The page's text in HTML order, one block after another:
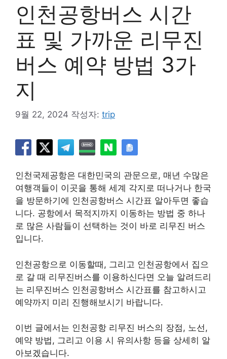
인천공항버스 시간
표 및 가까운 리무진
버스 예약 방법 3가
지
9월 22, 2024 작성자: trip
인천국제공항은 대한민국의 관문으로, 매년 수많은
여행객들이 이곳을 통해 세계 각지로 떠나거나 한국
을 방문하기에 인천공항버스 시간표 알아두면 좋습
니다. 공항에서 목적지까지 이동하는 방법 중 하나
로 많은 사람들이 선택하는 것이 바로 리무진 버스
입니다.
인천공항으로 이동할때, 그리고 인천공항에서 집으
로 갈 때 리무진버스를 이용하신다면 오늘 알려드리
는 리무진버스 인천공항버스 시간표를 참고하시고
예약까지 미리 진행해보시기 바랍니다.
이번 글에서는 인천공항 리무진 버스의 장점, 노선,
예약 방법, 그리고 이용 시 유의사항 등을 상세히 알
아보겠습니다.